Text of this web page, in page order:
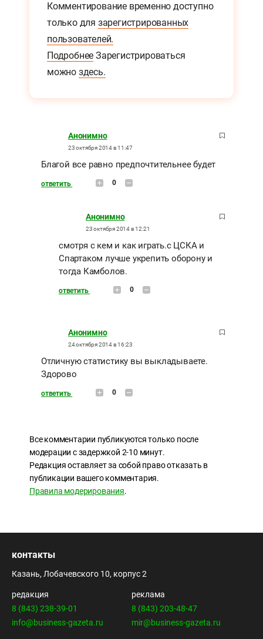
Комментирование временно доступно
только для зарегистрированных
пользователей.
Подробнее Зарегистрироваться
можно здесь.
Анонимно
23 октября 2014 в 11:47
Благой все равно предпочтительнее будет
ответить 0
Анонимно
23 октября 2014 в 12:21
смотря с кем и как играть.с ЦСКА и
Спартаком лучше укрепить оборону и
тогда Камболов.
ответить 0
Анонимно
24 октября 2014 в 16:23
Отличную статистику вы выкладываете.
Здорово
ответить 0
Все комментарии публикуются только после
модерации с задержкой 2-10 минут.
Редакция оставляет за собой право отказать в
публикации вашего комментария.
Правила модерирования.
контакты
Казань, Лобачевского 10, корпус 2
редакция
8 (843) 238-39-01
info@business-gazeta.ru
реклама
8 (843) 203-48-47
mir@business-gazeta.ru